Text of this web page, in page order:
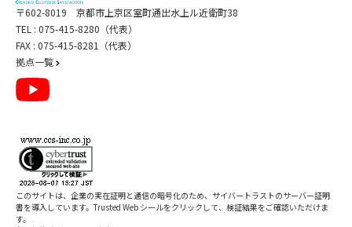
〒602-8019 京都市上京区室町通出水上ル近衛町38
TEL : 075-415-8280（代表）
FAX : 075-415-8281（代表）
拠点一覧
このサイトは、企業の実在証明と通信の暗号化のため、サイバートラストのサーバー証明
書を導入しています。Trusted Web シールをクリックして、検証結果をご確認いただけま
す。